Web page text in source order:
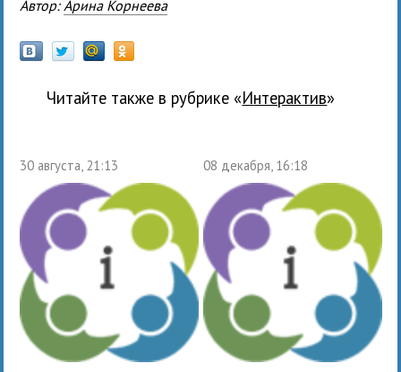
Автор: Арина Корнеева
Читайте также в рубрике « Интерактив»
30 августа, 21:13 08 декабря, 16:18